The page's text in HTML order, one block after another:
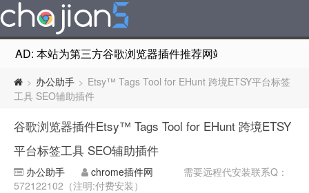
AD: 本站为第三方谷歌浏览器插件推荐网站，非Google
> 办公助手 > Etsy™ Tags Tool for EHunt 跨境ETSY平台标签
工具 SEO辅助插件
谷歌浏览器插件Etsy™ Tags Tool for EHunt 跨境ETSY
平台标签工具 SEO辅助插件
办公助手 chrome插件网
需要远程代安装联系Q：
572122102（注明:付费安装）